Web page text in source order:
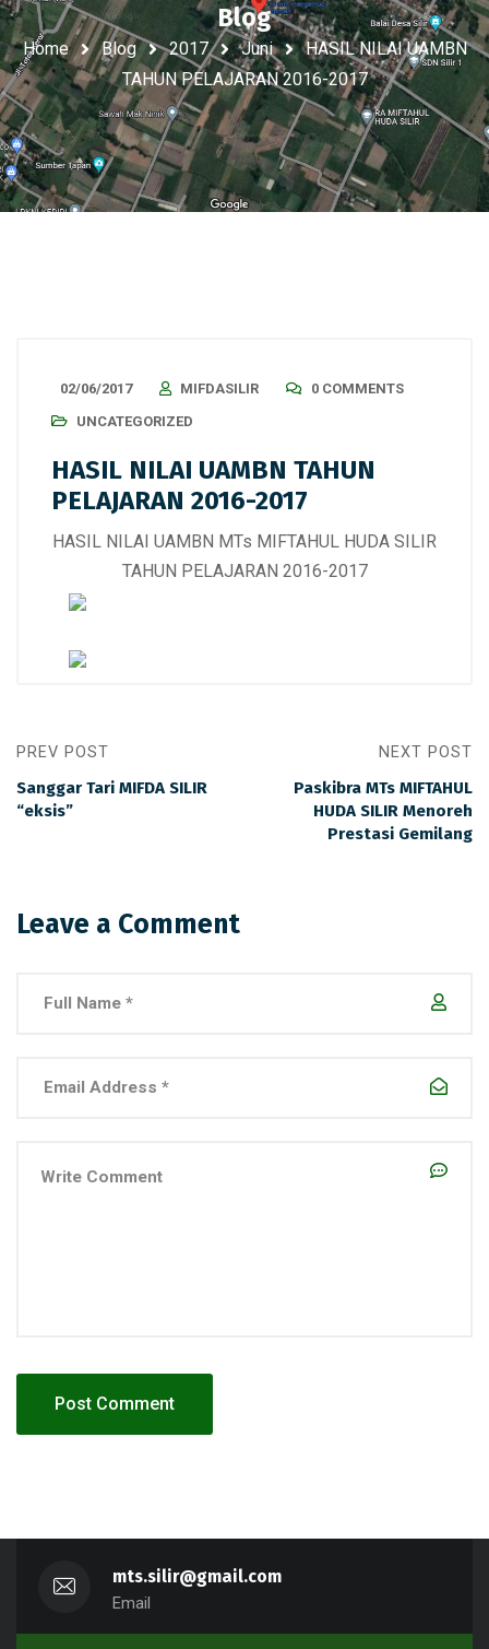
Blog
Home Blog 2017 Juni
HASIL NILAI UAMBN
TAHUN PELAJARAN 2016-2017
02/06/2017 MIFDASILIR
0 COMMENTS
UNCATEGORIZED
HASIL NILAI UAMBN TAHUN
PELAJARAN 2016-2017
HASIL NILAI UAMBN MTs MIFTAHUL HUDA SILIR
TAHUN PELAJARAN 2016-2017
PREV POST
Sanggar Tari MIFDA SILIR
“eksis”
NEXT POST
Paskibra MTs MIFTAHUL
HUDA SILIR Menoreh
Prestasi Gemilang
Leave a Comment
mts.silir@gmail.com
Email